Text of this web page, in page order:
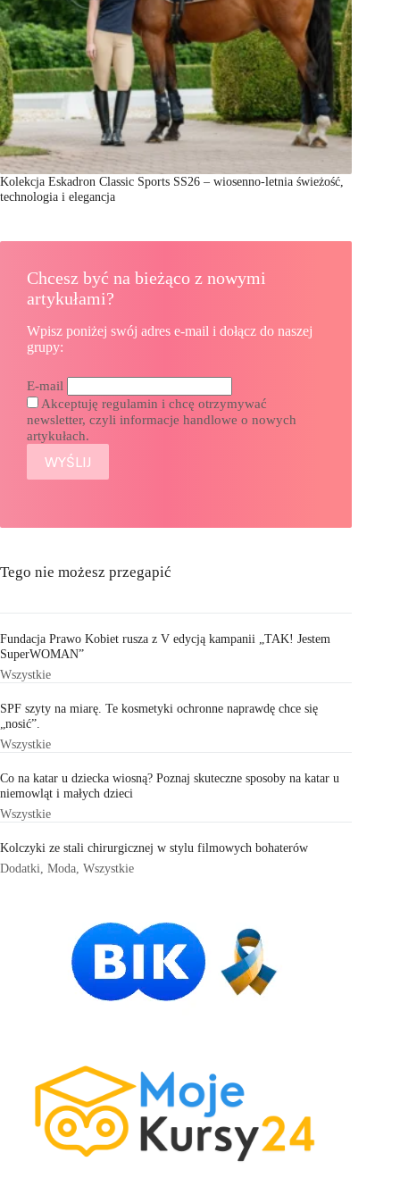
Kolekcja Eskadron Classic Sports SS26 – wiosenno-letnia świeżość,
technologia i elegancja
Chcesz być na bieżąco z nowymi
artykułami?
Wpisz poniżej swój adres e-mail i dołącz do naszej
grupy:
E-mail
Akceptuję regulamin i chcę otrzymywać
newsletter, czyli informacje handlowe o nowych
artykułach.
Tego nie możesz przegapić
Fundacja Prawo Kobiet rusza z V edycją kampanii „TAK! Jestem
SuperWOMAN”
Wszystkie
SPF szyty na miarę. Te kosmetyki ochronne naprawdę chce się
„nosić”.
Wszystkie
Co na katar u dziecka wiosną? Poznaj skuteczne sposoby na katar u
niemowląt i małych dzieci
Wszystkie
Kolczyki ze stali chirurgicznej w stylu filmowych bohaterów
Dodatki Moda Wszystkie